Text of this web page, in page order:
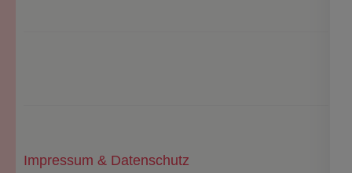
Impressum & Datenschutz